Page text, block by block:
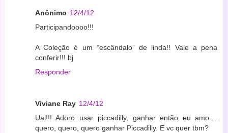
Anônimo 12/4/12
Participandoooo!!!
A Coleção é um “escândalo” de linda!! Vale a pena
conferir!!! bj
Responder
Viviane Ray 12/4/12
Ual!!! Adoro usar piccadilly, ganhar então eu amo....
quero, quero, quero ganhar Piccadilly. E vc quer tbm?